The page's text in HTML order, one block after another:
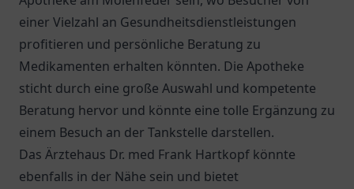
einer Vielzahl an Gesundheitsdienstleistungen
profitieren und persönliche Beratung zu
Medikamenten erhalten könnten. Die Apotheke
sticht durch eine große Auswahl und kompetente
Beratung hervor und könnte eine tolle Ergänzung zu
einem Besuch an der Tankstelle darstellen.
Das Ärztehaus Dr. med Frank Hartkopf könnte
ebenfalls in der Nähe sein und bietet